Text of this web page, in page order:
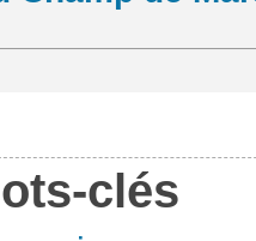
clés